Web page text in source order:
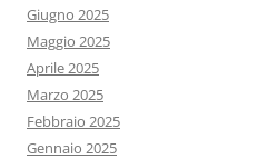
Giugno 2025
Maggio 2025
Aprile 2025
Marzo 2025
Febbraio 2025
Gennaio 2025